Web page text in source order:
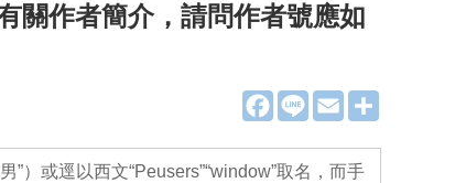
關作者簡介，請問作者號應如
F
a
e
b
L
e
E
m
i
l
）或逕以西文“Peusers”“window”取名，而手